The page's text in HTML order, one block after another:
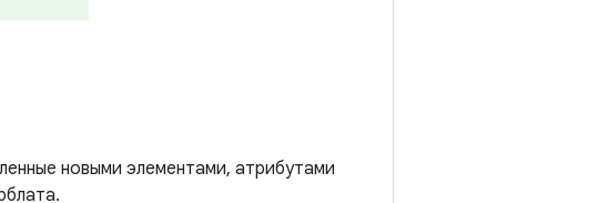
новыми элементами, атрибутами